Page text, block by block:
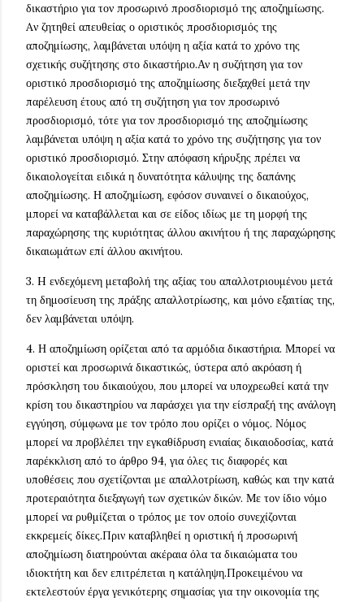
δικαστήριο για τον προσωρινό προσδιορισμό της αποζημίωσης.
Aν ζητηθεί απευθείας ο οριστικός προσδιορισμός της
αποζημίωσης, λαμβάνεται υπόψη η αξία κατά το χρόνο της
σχετικής συζήτησης στο δικαστήριο.Αν η συζήτηση για τον
οριστικό προσδιορισμό της αποζημίωσης διεξαχθεί μετά την
παρέλευση έτους από τη συζήτηση για τον προσωρινό
προσδιορισμό, τότε για τον προσδιορισμό της αποζημίωσης
λαμβάνεται υπόψη η αξία κατά το χρόνο της συζήτησης για τον
οριστικό προσδιορισμό. Στην απόφαση κήρυξης πρέπει να
δικαιολογείται ειδικά η δυνατότητα κάλυψης της δαπάνης
αποζημίωσης. Η αποζημίωση, εφόσον συναινεί ο δικαιούχος,
μπορεί να καταβάλλεται και σε είδος ιδίως με τη μορφή της
παραχώρησης της κυριότητας άλλου ακινήτου ή της παραχώρησης
δικαιωμάτων επί άλλου ακινήτου.
3. H ενδεχόμενη μεταβολή της αξίας του απαλλοτριουμένου μετά
τη δημοσίευση της πράξης απαλλοτρίωσης, και μόνο εξαιτίας της,
δεν λαμβάνεται υπόψη.
4. Η αποζημίωση ορίζεται από τα αρμόδια δικαστήρια. Μπορεί να
οριστεί και προσωρινά δικαστικώς, ύστερα από ακρόαση ή
πρόσκληση του δικαιούχου, που μπορεί να υποχρεωθεί κατά την
κρίση του δικαστηρίου να παράσχει για την είσπραξή της ανάλογη
εγγύηση, σύμφωνα με τον τρόπο που ορίζει ο νόμος. Νόμος
μπορεί να προβλέπει την εγκαθίδρυση ενιαίας δικαιοδοσίας, κατά
παρέκκλιση από το άρθρο 94, για όλες τις διαφορές και
υποθέσεις που σχετίζονται με απαλλοτρίωση, καθώς και την κατά
προτεραιότητα διεξαγωγή των σχετικών δικών. Με τον ίδιο νόμο
μπορεί να ρυθμίζεται ο τρόπος με τον οποίο συνεχίζονται
εκκρεμείς δίκες.Πριν καταβληθεί η οριστική ή προσωρινή
αποζημίωση διατηρούνται ακέραια όλα τα δικαιώματα του
ιδιοκτήτη και δεν επιτρέπεται η κατάληψη.Προκειμένου να
εκτελεστούν έργα γενικότερης σημασίας για την οικονομία της